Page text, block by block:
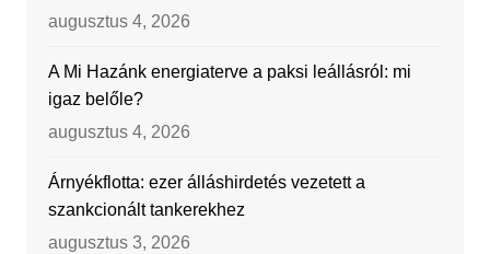
augusztus 4, 2026
A Mi Hazánk energiaterve a paksi leállásról: mi
igaz belőle?
augusztus 4, 2026
Árnyékflotta: ezer álláshirdetés vezetett a
szankcionált tankerekhez
augusztus 3, 2026